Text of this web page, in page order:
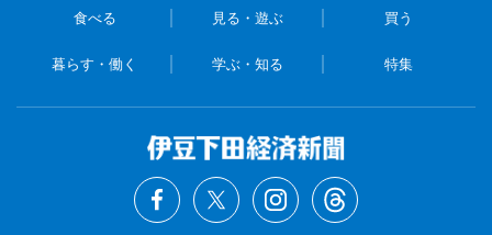
食べる 見る・遊ぶ 買う
暮らす・働く 学ぶ・知る 特集